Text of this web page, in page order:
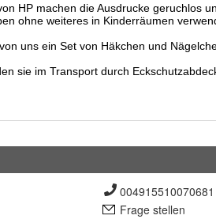
004915510070681
Frage stellen